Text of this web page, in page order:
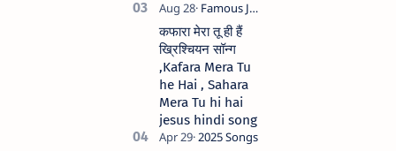
कफारा मेरा तू ही हैं
ख्रिश्चियन सॉन्ग
,Kafara Mera Tu
he Hai , Sahara
Mera Tu hi hai
jesus hindi song